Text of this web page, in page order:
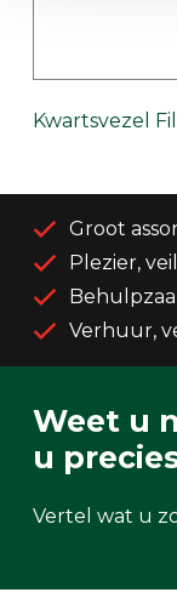
Kwartsvezel
Groot
Plezier,
Verhuur,
Weet u
u
Vertel wat u